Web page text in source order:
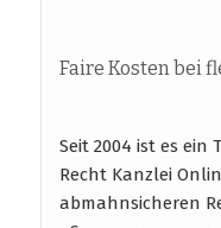
Faire Kosten bei
Seit 2004 ist es ein
Recht Kanzlei
abmahnsicheren